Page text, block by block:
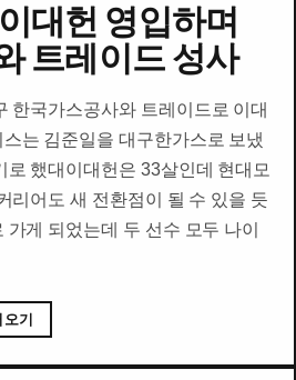
대헌 영입하며
트레이드 성사
한국가스공사와 트레이드로 이대
는 김준일을 대구한가스로 보냈
로 했대이대헌은 33살인데 현대모
리어도 새 전환점이 될 수 있을 듯
가게 되었는데 두 선수 모두 나이
기